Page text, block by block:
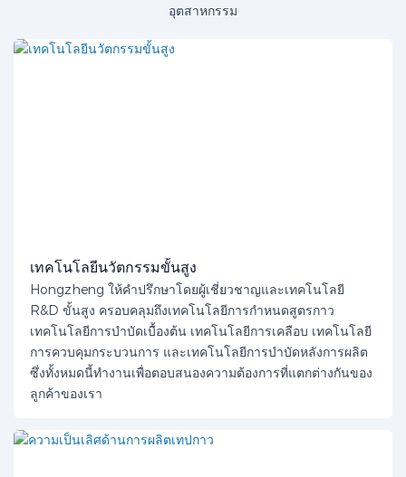
อุตสาหกรรม
เทคโนโลยีนวัตกรรมขั้นสูง
Hongzheng ให้คำปรึกษาโดยผู้เชี่ยวชาญและเทคโนโลยี
R&D ขั้นสูง ครอบคลุมถึงเทคโนโลยีการกำหนดสูตรกาว
เทคโนโลยีการบำบัดเบื้องต้น เทคโนโลยีการเคลือบ เทคโนโลยี
การควบคุมกระบวนการ และเทคโนโลยีการบำบัดหลังการผลิต
ซึ่งทั้งหมดนี้ทำงานเพื่อตอบสนองความต้องการที่แตกต่างกันของ
ลูกค้าของเรา